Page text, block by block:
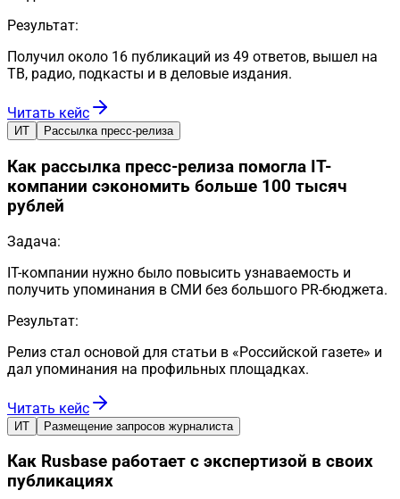
Результат:
Получил около 16 публикаций из 49 ответов, вышел на
ТВ, радио, подкасты и в деловые издания.
Читать кейс
ИТ Рассылка пресс-релиза
Как рассылка пресс-релиза помогла IT-
компании сэкономить больше 100 тысяч
рублей
Задача:
IT-компании нужно было повысить узнаваемость и
получить упоминания в СМИ без большого PR-бюджета.
Результат:
Релиз стал основой для статьи в «Российской газете» и
дал упоминания на профильных площадках.
Читать кейс
ИТ Размещение запросов журналиста
Как Rusbase работает с экспертизой в своих
публикациях